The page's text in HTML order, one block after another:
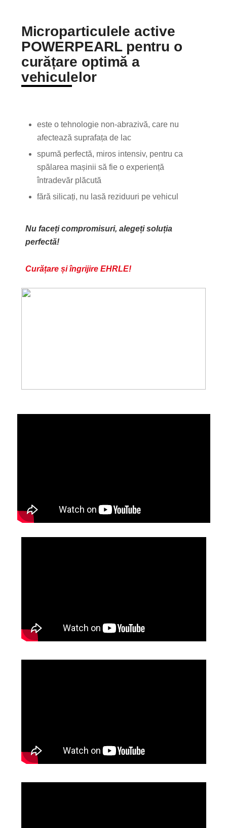
Microparticulele active
POWERPEARL pentru o
curățare optimă a
vehiculelor
este o tehnologie non-abrazivă, care nu
afectează suprafața de lac
spumă perfectă, miros intensiv, pentru ca
spălarea mașinii să fie o experiență
întradevăr plăcută
fără silicați, nu lasă reziduuri pe vehicul
Nu faceți compromisuri, alegeți soluția
perfectă!
Curățare și îngrijire EHRLE!